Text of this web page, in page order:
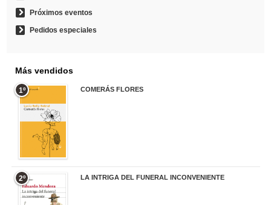
Próximos eventos
Pedidos especiales
Más vendidos
1º COMERÁS FLORES
2º LA INTRIGA DEL FUNERAL INCONVENIENTE